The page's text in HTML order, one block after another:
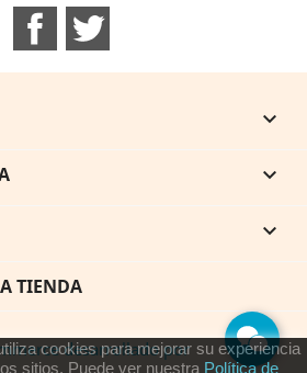
Facebook



TIENDA
cookies para mejorar su experiencia
sitios. Puede ver nuestra Política de
desarrollado por